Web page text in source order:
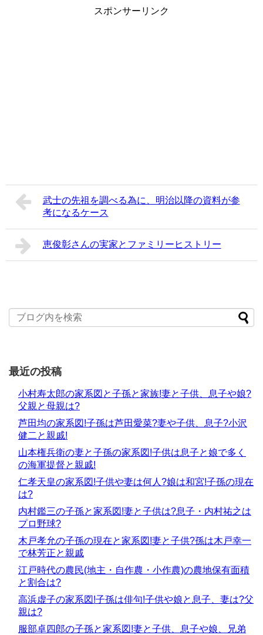
スポンサーリンク
武士の先祖を調べる為に、明治以降の資料が参
考になるケース
恵俊彰さんの実家とファミリーヒストリー
最近の投稿
小村寿太郎の家系図と子孫と家族!妻と子供、息子や娘?
父親と母親は?
芦田均の家系図!子孫は芦田愛菜?妻や子供、息子?小沢
健二と親戚!
山本権兵衛の妻と子孫の家系図!子供は息子と娘で多く
の海軍提督と親戚!
仁孝天皇の家系図!子供や妻は何人?娘は和宮!子孫の現在
は?
内村鑑三の子孫と家系図!妻と子供は?息子・内村祐之は
プロ野球?
木戸孝允の子孫の現在と家系図!妻と子供?孫は木戸幸一
で林芳正と親戚
江戸時代の農民(地主・自作農・小作農)の農地保有面積
と割合は?
高浜虚子の家系図!子孫は俳句!子供や娘と息子、妻は?父
親は?
服部卓四郎の子孫と家系図!妻と子供、息子や娘、兄弟